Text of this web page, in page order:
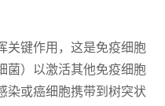
关键作用，这是免疫细胞
菌）以激活其他免疫细胞
染或癌细胞携带到树突状